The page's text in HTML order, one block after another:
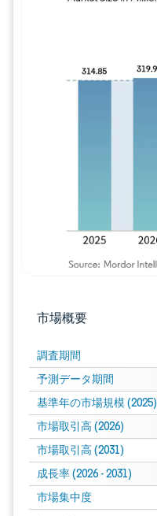
市場概要
調査期間
予測データ期間
基準年の市場規模 (2025)
市場取引高 (2026)
市場取引高 (2031)
成長率 (2026 - 2031)
市場集中度